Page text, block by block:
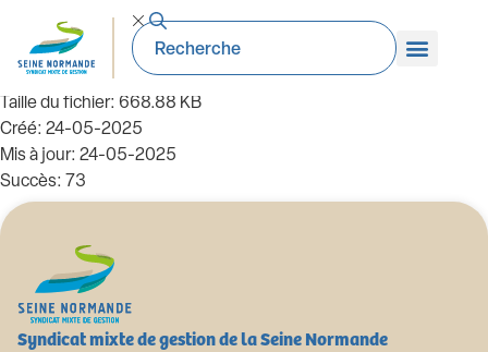
99_DE-2024.03.11. ANNEXE. Elections
1er VP
Taille du fichier: 668.88 KB
Créé: 24-05-2025
Mis à jour: 24-05-2025
Succès: 73
Syndicat mixte de gestion de la Seine Normande